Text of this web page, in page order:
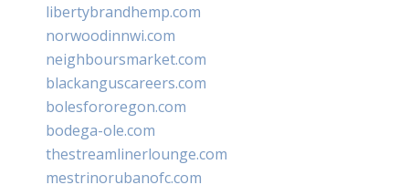
libertybrandhemp.com
norwoodinnwi.com
neighboursmarket.com
blackanguscareers.com
bolesfororegon.com
bodega-ole.com
thestreamlinerlounge.com
mestrinorubanofc.com